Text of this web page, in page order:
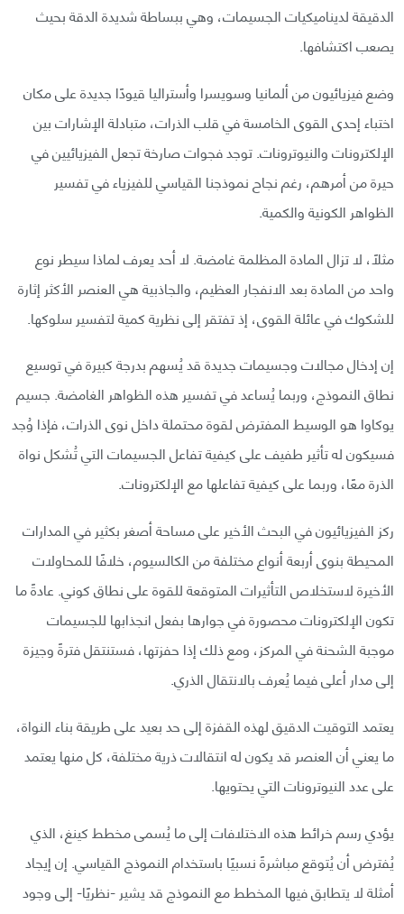
الدقيقة لديناميكيات الجسيمات، وهي ببساطة شديدة الدقة بحيث
يصعب اكتشافها.
وضع فيزيائيون من ألمانيا وسويسرا وأستراليا قيودًا جديدة على مكان
اختباء إحدى القوى الخامسة في قلب الذرات، متبادلة الإشارات بين
الإلكترونات والنيوترونات. توجد فجوات صارخة تجعل الفيزيائيين في
حيرة من أمرهم، رغم نجاح نموذجنا القياسي للفيزياء في تفسير
الظواهر الكونية والكمية.
مثلًا، لا تزال المادة المظلمة غامضة. لا أحد يعرف لماذا سيطر نوع
واحد من المادة بعد الانفجار العظيم، والجاذبية هي العنصر الأكثر إثارة
للشكوك في عائلة القوى، إذ تفتقر إلى نظرية كمية لتفسير سلوكها.
إن إدخال مجالات وجسيمات جديدة قد يُسهم بدرجة كبيرة في توسيع
نطاق النموذج، وربما يُساعد في تفسير هذه الظواهر الغامضة. جسيم
يوكاوا هو الوسيط المفترض لقوة محتملة داخل نوى الذرات، فإذا وُجد
فسيكون له تأثير طفيف على كيفية تفاعل الجسيمات التي تُشكل نواة
الذرة معًا، وربما على كيفية تفاعلها مع الإلكترونات.
ركز الفيزيائيون في البحث الأخير على مساحة أصغر بكثير في المدارات
المحيطة بنوى أربعة أنواع مختلفة من الكالسيوم، خلافًا للمحاولات
الأخيرة لاستخلاص التأثيرات المتوقعة للقوة على نطاق كوني. عادةً ما
تكون الإلكترونات محصورة في جوارها بفعل انجذابها للجسيمات
موجبة الشحنة في المركز، ومع ذلك إذا حفزتها، فستنتقل فترةً وجيزة
إلى مدار أعلى فيما يُعرف بالانتقال الذري.
يعتمد التوقيت الدقيق لهذه القفزة إلى حد بعيد على طريقة بناء النواة،
ما يعني أن العنصر قد يكون له انتقالات ذرية مختلفة، كل منها يعتمد
على عدد النيوترونات التي يحتويها.
يؤدي رسم خرائط هذه الاختلافات إلى ما يُسمى مخطط كينغ، الذي
يُفترض أن يُتوقع مباشرةً نسبيًا باستخدام النموذج القياسي. إن إيجاد
أمثلة لا يتطابق فيها المخطط مع النموذج قد يشير -نظريًا- إلى وجود